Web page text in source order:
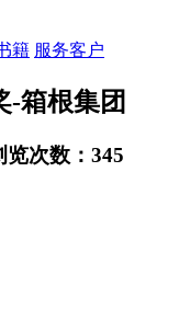
籍 服务客户
-箱根集团
次数：345